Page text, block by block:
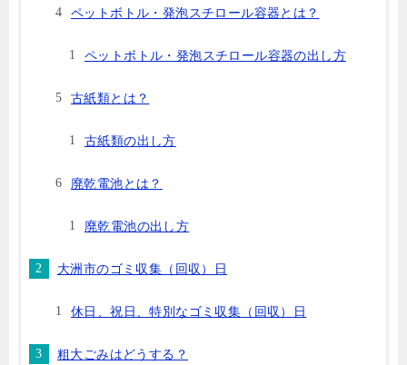
ペットボトル・発泡スチロール容器とは？
ペットボトル・発泡スチロール容器の出し方
古紙類とは？
古紙類の出し方
廃乾電池とは？
廃乾電池の出し方
大洲市のゴミ収集（回収）日
休日、祝日、特別なゴミ収集（回収）日
粗大ごみはどうする？